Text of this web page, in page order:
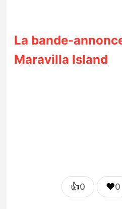
La bande-
Maravilla Island
👍0 ❤️0